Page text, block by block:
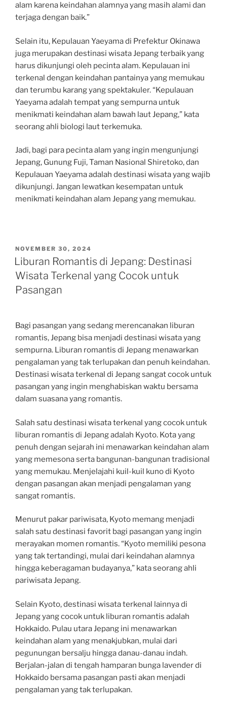
alam karena keindahan alamnya yang masih alami dan
terjaga dengan baik.”
Selain itu, Kepulauan Yaeyama di Prefektur Okinawa
juga merupakan destinasi wisata Jepang terbaik yang
harus dikunjungi oleh pecinta alam. Kepulauan ini
terkenal dengan keindahan pantainya yang memukau
dan terumbu karang yang spektakuler. “Kepulauan
Yaeyama adalah tempat yang sempurna untuk
menikmati keindahan alam bawah laut Jepang,” kata
seorang ahli biologi laut terkemuka.
Jadi, bagi para pecinta alam yang ingin mengunjungi
Jepang, Gunung Fuji, Taman Nasional Shiretoko, dan
Kepulauan Yaeyama adalah destinasi wisata yang wajib
dikunjungi. Jangan lewatkan kesempatan untuk
menikmati keindahan alam Jepang yang memukau.
POSTED
ON
NOVEMBER 30, 2024
Liburan Romantis di Jepang: Destinasi
Wisata Terkenal yang Cocok untuk
Pasangan
Bagi pasangan yang sedang merencanakan liburan
romantis, Jepang bisa menjadi destinasi wisata yang
sempurna. Liburan romantis di Jepang menawarkan
pengalaman yang tak terlupakan dan penuh keindahan.
Destinasi wisata terkenal di Jepang sangat cocok untuk
pasangan yang ingin menghabiskan waktu bersama
dalam suasana yang romantis.
Salah satu destinasi wisata terkenal yang cocok untuk
liburan romantis di Jepang adalah Kyoto. Kota yang
penuh dengan sejarah ini menawarkan keindahan alam
yang memesona serta bangunan-bangunan tradisional
yang memukau. Menjelajahi kuil-kuil kuno di Kyoto
dengan pasangan akan menjadi pengalaman yang
sangat romantis.
Menurut pakar pariwisata, Kyoto memang menjadi
salah satu destinasi favorit bagi pasangan yang ingin
merayakan momen romantis. “Kyoto memiliki pesona
yang tak tertandingi, mulai dari keindahan alamnya
hingga keberagaman budayanya,” kata seorang ahli
pariwisata Jepang.
Selain Kyoto, destinasi wisata terkenal lainnya di
Jepang yang cocok untuk liburan romantis adalah
Hokkaido. Pulau utara Jepang ini menawarkan
keindahan alam yang menakjubkan, mulai dari
pegunungan bersalju hingga danau-danau indah.
Berjalan-jalan di tengah hamparan bunga lavender di
Hokkaido bersama pasangan pasti akan menjadi
pengalaman yang tak terlupakan.